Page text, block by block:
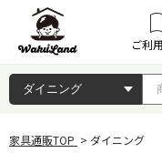
ご利
家具通販TOP ダイニング